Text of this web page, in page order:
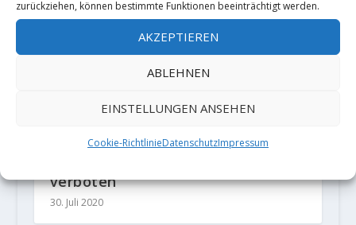
zurückziehen, können bestimmte Funktionen beeinträchtigt werden.
AKZEPTIEREN
ABLEHNEN
EINSTELLUNGEN ANSEHEN
Cookie-RichtlinieDatenschutzImpressum
Bouldern im Sektor „Hockstein“ –
verboten
30. Juli 2020